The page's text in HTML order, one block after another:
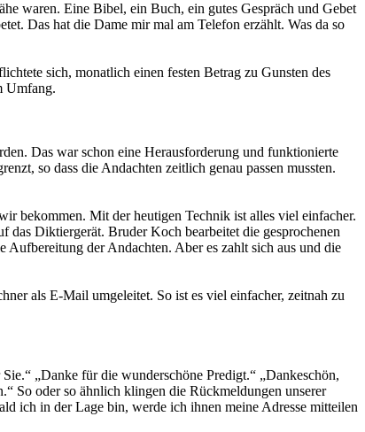
waren. Eine Bibel, ein Buch, ein gutes Gespräch und Gebet
Das hat die Dame mir mal am Telefon erzählt. Was da so
sich, monatlich einen festen Betrag zu Gunsten des
Umfang.
Das war schon eine Herausforderung und funktionierte
so dass die Andachten zeitlich genau passen mussten.
bekommen. Mit der heutigen Technik ist alles viel einfacher.
das Diktiergerät. Bruder Koch bearbeitet die gesprochenen
der Andachten. Aber es zahlt sich aus und die
als E-Mail umgeleitet. So ist es viel einfacher, zeitnah zu
„Danke für die wunderschöne Predigt.“ „Dankeschön,
So oder so ähnlich klingen die Rückmeldungen unserer
ich in der Lage bin, werde ich ihnen meine Adresse mitteilen